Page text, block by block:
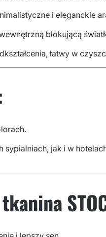
i eleganckie
blokującą
łatwy w
jak i w